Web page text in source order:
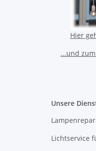
Hier
...und
Unsere
Lichtservice